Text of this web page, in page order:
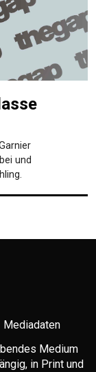
und
Mediadaten
Medium
in Print und